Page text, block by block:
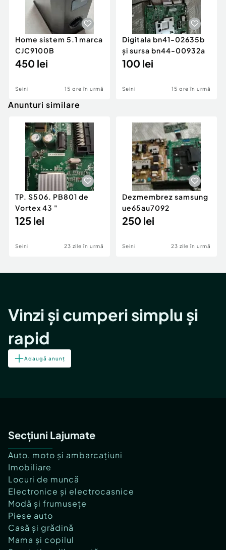
Home sistem 5.1 marca
CJC9100B
450 lei
Seini 15 ore în urmă
Digitala bn41-02635b
și sursa bn44-00932a
100 lei
Seini 15 ore în urmă
Anunturi similare
TP. S506. PB801 de
Vortex 43 "
125 lei
Seini 23 zile în urmă
Dezmembrez samsung
ue65au7092
250 lei
Seini 23 zile în urmă
Vinzi și cumperi simplu și
rapid
Adaugă anunț
Secțiuni Lajumate
Auto, moto și ambarcațiuni
Imobiliare
Locuri de muncă
Electronice și electrocasnice
Modă și frumusețe
Piese auto
Casă și grădină
Mama și copilul